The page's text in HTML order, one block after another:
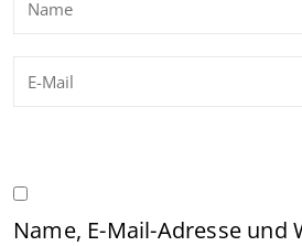
Name, E-Mail-Adresse und